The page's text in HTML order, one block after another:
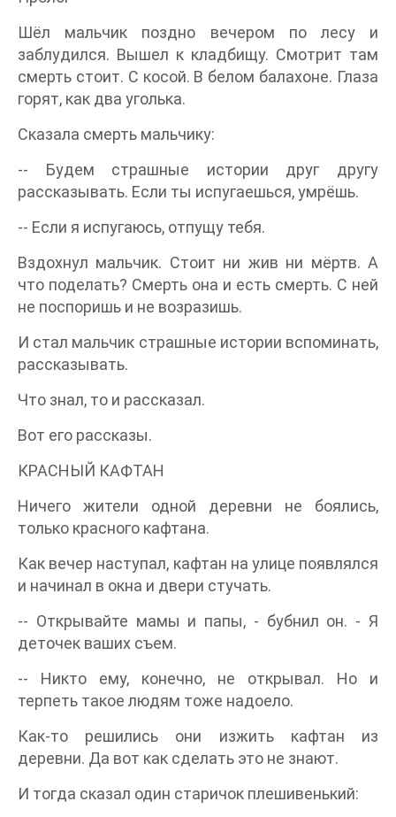
Шёл мальчик поздно вечером по лесу и
заблудился. Вышел к кладбищу. Смотрит там
смерть стоит. С косой. В белом балахоне. Глаза
горят, как два уголька.
Сказала смерть мальчику:
-- Будем страшные истории друг другу
рассказывать. Если ты испугаешься, умрёшь.
-- Если я испугаюсь, отпущу тебя.
Вздохнул мальчик. Стоит ни жив ни мёртв. А
что поделать? Смерть она и есть смерть. С ней
не поспоришь и не возразишь.
И стал мальчик страшные истории вспоминать,
рассказывать.
Что знал, то и рассказал.
Вот его рассказы.
КРАСНЫЙ КАФТАН
Ничего жители одной деревни не боялись,
только красного кафтана.
Как вечер наступал, кафтан на улице появлялся
и начинал в окна и двери стучать.
-- Открывайте мамы и папы, - бубнил он. - Я
деточек ваших съем.
-- Никто ему, конечно, не открывал. Но и
терпеть такое людям тоже надоело.
Как-то решились они изжить кафтан из
деревни. Да вот как сделать это не знают.
И тогда сказал один старичок плешивенький: